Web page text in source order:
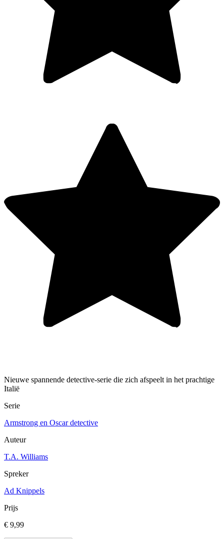
Nieuwe spannende detective-serie die zich afspeelt in het prachtige
Italië
Serie
Armstrong en Oscar detective
Auteur
T.A. Williams
Spreker
Ad Knippels
Prijs
€ 9,99